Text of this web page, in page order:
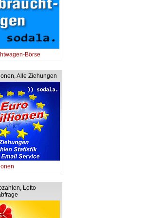
Börse
Alle Ziehungen
Lotto